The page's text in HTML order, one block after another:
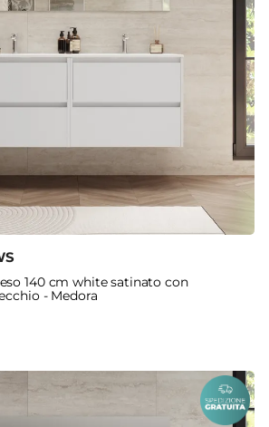
140 cm white satinato con
- Medora